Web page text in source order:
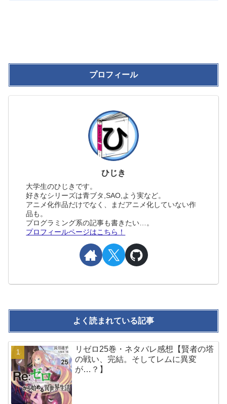
プロフィール
ひじき
大学生のひじきです。
好きなシリーズは青ブタ,SAO,よう実など。
アニメ化作品だけでなく、まだアニメ化していない作
品も。
プログラミング系の記事も書きたい…。
プロフィールページはこちら！
よく読まれている記事
リゼロ25巻・ネタバレ感想【賢者の塔
の戦い、完結。そしてレムに異変
が…？】